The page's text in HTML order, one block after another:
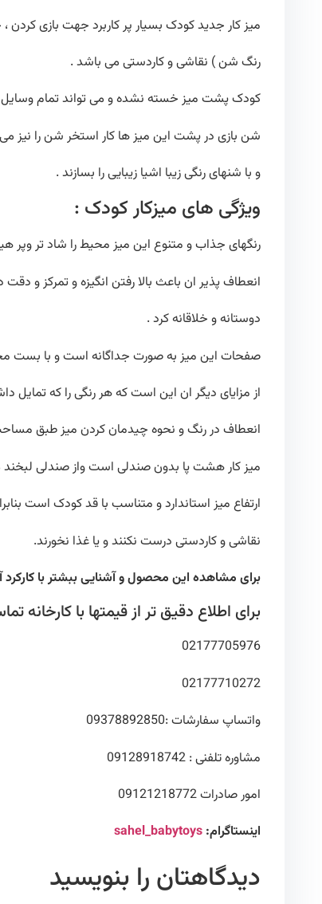
میز کار جدید کودک بسیار پر کاربرد جهت بازی
رنگ شن ) نقاشی و کاردستی می باشد .
کودک پشت میز خسته نشده و می تواند تمام وسایل
شن بازی در پشت این میز ها کار استخر شن را نیز می
و با شنهای رنگی زیبا اشیا زیبایی را بسازند .
ویژگی های میزکار کودک :
رنگهای جذاب و متنوع این میز محیط را شاد تر وپر
انعطاف پذیر ان باعث بالا رفتن انگیزه و تمرکز و
دوستانه و خلاقانه کرد .
صفحات این میز به صورت جداگانه است و با بست محکم به هم وصل
از مزایای دیگر ان این است که هر رنگی را که تمایل
انعطاف در رنگ و نحوه چیدمان کردن میز طبق
میز کار هشت پا بدون صندلی است واز صندلی لبخند
ارتفاع میز استاندارد و متناسب با قد کودک است
نقاشی و کاردستی درست نکنند و یا غذا نخورند.
برای مشاهده این محصول و آشنایی ببشتر با
برای اطلاع دقیق تر از قیمتها با کارخانه
02177705976
02177710272
واتساپ سفارشات :09378892850
مشاوره تلفنی : 09128918742
امور صادرات 09121218772
اینستاگرام: sahel_babytoys
دیدگاهتان را بنویسید